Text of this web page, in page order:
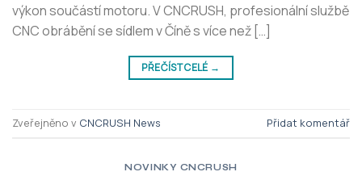
výkon součástí motoru. V CNCRUSH, profesionální službě
CNC obrábění se sídlem v Číně s více než […]
PŘEČÍST CELÉ →
Zveřejněno v CNCRUSH News Přidat komentář
NOVINKY CNCRUSH